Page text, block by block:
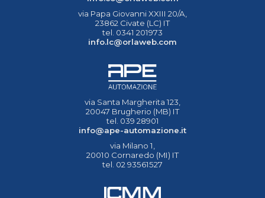
via Papa Giovanni XXIII 20/A,
23862 Civate (LC) IT
tel. 0341 201973
info.lc@orlaweb.com
via Santa Margherita 123,
20047 Brugherio (MB) IT
tel. 039 28901
info@ape-automazione.it
via Milano 1,
20010 Cornaredo (MI) IT
tel. 02 93561527